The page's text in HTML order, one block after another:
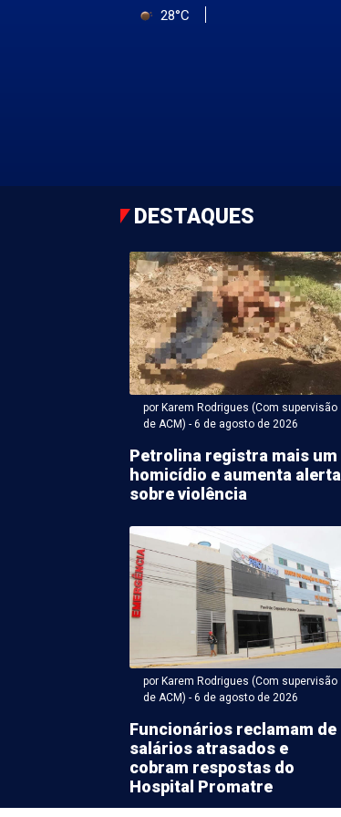
28°C
DESTAQUES
por Karem Rodrigues (Com supervisão
de ACM) - 6 de agosto de 2026
Petrolina registra mais um
homicídio e aumenta alerta
sobre violência
por Karem Rodrigues (Com supervisão
de ACM) - 6 de agosto de 2026
Funcionários reclamam de
salários atrasados e
cobram respostas do
Hospital Promatre
Rodrigues (Com supervisão de ACM) - 06 de agosto
relatam
e clima tenso em
municipal de Petrolina
de Petrolina, reclamam do relacionamento com